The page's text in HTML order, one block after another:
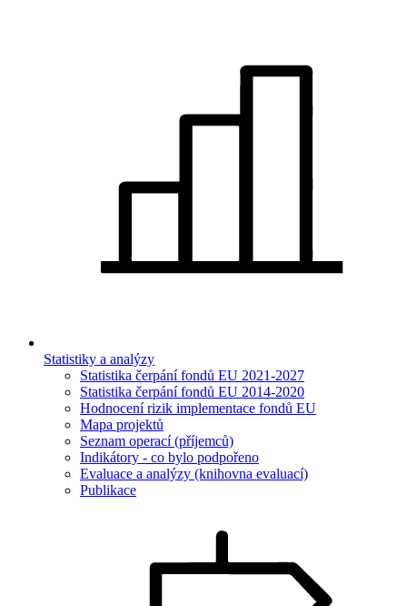
Statistiky a analýzy
Statistika čerpání fondů EU 2021-2027
Statistika čerpání fondů EU 2014-2020
Hodnocení rizik implementace fondů EU
Mapa projektů
Seznam operací (příjemců)
Indikátory - co bylo podpořeno
Evaluace a analýzy (knihovna evaluací)
Publikace